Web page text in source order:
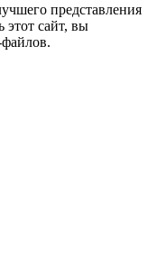
представления
этот сайт, вы
файлов.